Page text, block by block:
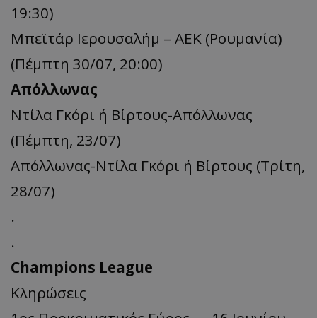
19:30)
Μπεϊτάρ Ιερουσαλήμ – ΑΕΚ (Ρουμανία)
(Πέμπτη 30/07, 20:00)
Απόλλωνας
Ντίλα Γκόρι ή Βίρτους-Απόλλωνας
(Πέμπτη, 23/07)
Απόλλωνας-Ντίλα Γκόρι ή Βίρτους (Τρίτη,
28/07)
.
.
Champions League
Κληρώσεις